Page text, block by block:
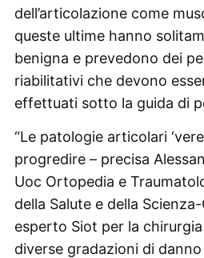
dell’articolazione come
queste ultime hanno
benigna e prevedono dei
riabilitativi che devono
effettuati sotto la guida di
“Le patologie articolari
progredire – precisa
Uoc Ortopedia e
della Salute e della
esperto Siot per la
diverse gradazioni di